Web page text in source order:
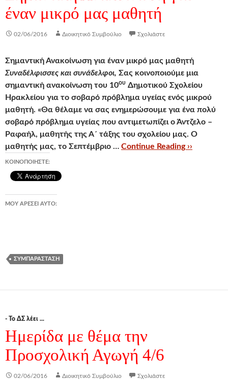
έναν μικρό μας μαθητή
02/06/2016 Διοικητικό Συμβούλιο Σχολιάστε
Σημαντική Ανακοίνωση για έναν μικρό μας μαθητή
Συναδέλφισσες και συνάδελφοι, Σας κοινοποιούμε μια
σημαντική ανακοίνωση του 10ου Δημοτικού Σχολείου
Ηρακλείου για το σοβαρό πρόβλημα υγείας ενός μικρού
μαθητή. «Θα θέλαμε να σας ενημερώσουμε για ένα πολύ
σοβαρό πρόβλημα υγείας που αντιμετωπίζει ο Άντζελο –
Ραφαήλ, μαθητής της Α΄ τάξης του σχολείου μας. Ο
μαθητής μας, το Σεπτέμβριο … Continue Reading ››
ΚΟΙΝΟΠΟΙΉΣΤΕ:
ΜΟΥ ΑΡΈΣΕΙ ΑΥΤΌ:
ΣΥΜΠΑΡΆΣΤΑΣΗ
- Το ΔΣ λέει ...
Ημερίδα με θέμα την
Προσχολική Αγωγή 4/6
02/06/2016 Διοικητικό Συμβούλιο Σχολιάστε